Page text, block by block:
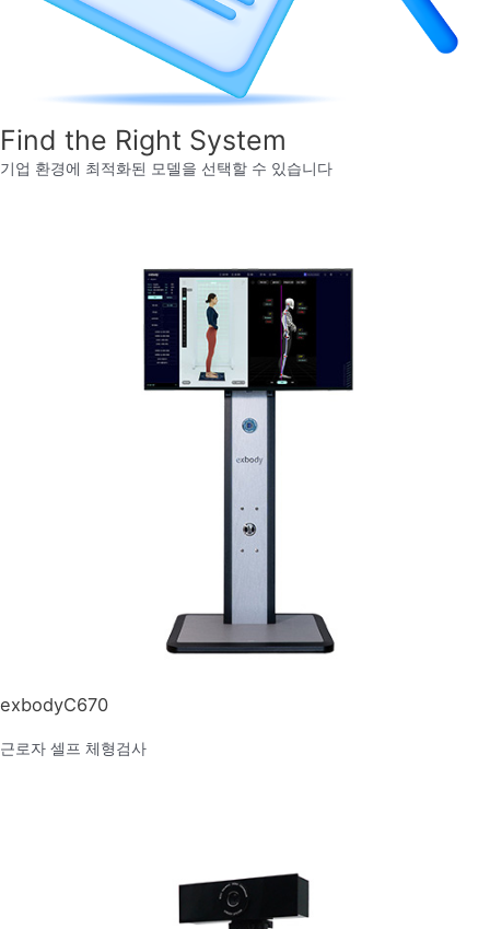
Find the Right System
기업 환경에 최적화된 모델을 선택할 수 있습니다
exbodyC670
근로자 셀프 체형검사